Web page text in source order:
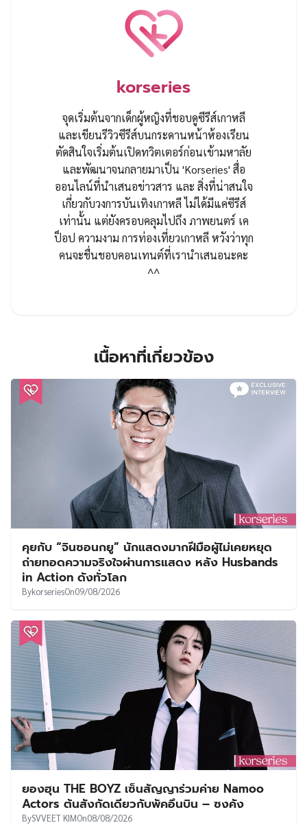
korseries
จุดเริ่มต้นจากเด็กผู้หญิงที่ชอบดูซีรีส์เกาหลี
และเขียนรีวิวซีรีส์บนกระดานหน้าห้องเรียน
ตัดสินใจเริ่มต้นเปิดทวิตเตอร์ก่อนเข้ามหาลัย
และพัฒนาจนกลายมาเป็น 'Korseries' สื่อ
ออนไลน์ที่นำเสนอข่าวสาร และ สิ่งที่น่าสนใจ
เกี่ยวกับวงการบันเทิงเกาหลี ไม่ได้มีแค่ซีรีส์
เท่านั้น แต่ยังครอบคลุมไปถึง ภาพยนตร์ เค
ป็อป ความงาม การท่องเที่ยวเกาหลี หวังว่าทุก
คนจะชื่นชอบคอนเทนต์ที่เรานำเสนอนะคะ
^^
เนื้อหาที่เกี่ยวข้อง
คุยกับ “จินซอนกยู” นักแสดงมากฝีมือผู้ไม่เคยหยุด
ถ่ายทอดความจริงใจผ่านการแสดง หลัง Husbands
in Action ดังทั่วโลก
BykorseriesOn09/08/2026
ยองฮุน THE BOYZ เซ็นสัญญาร่วมค่าย Namoo
Actors ต้นสังกัดเดียวกับพัคอึนบิน – ซงคัง
BySVVEET KIMOn08/08/2026